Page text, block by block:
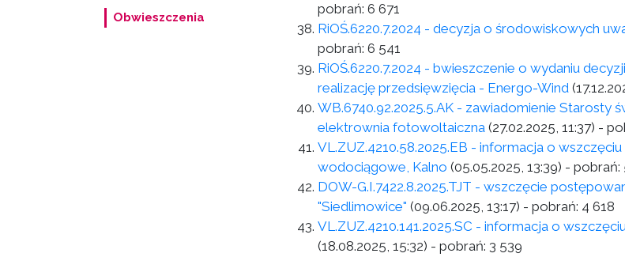
Obwieszczenia
pobrań: 6 671
RiOŚ.6220.7.2024 - decyzja o środowiskowych
pobrań: 6 541
RiOŚ.6220.7.2024 - bwieszczenie o wydaniu
realizację przedsięwzięcia - Energo-Wind
WB.6740.92.2025.5.AK - zawiadomienie Starosty
elektrownia fotowoltaiczna (27.02.2025, 11:37) -
VL.ZUZ.4210.58.2025.EB - informacja o
wodociągowe, Kalno (05.05.2025, 13:39) - pobrań:
DOW-G.I.7422.8.2025.TJT - wszczęcie
"Siedlimowice" (09.06.2025, 13:17) - pobrań: 4 618
VL.ZUZ.4210.141.2025.SC - informacja o
(18.08.2025, 15:32) - pobrań: 3 539